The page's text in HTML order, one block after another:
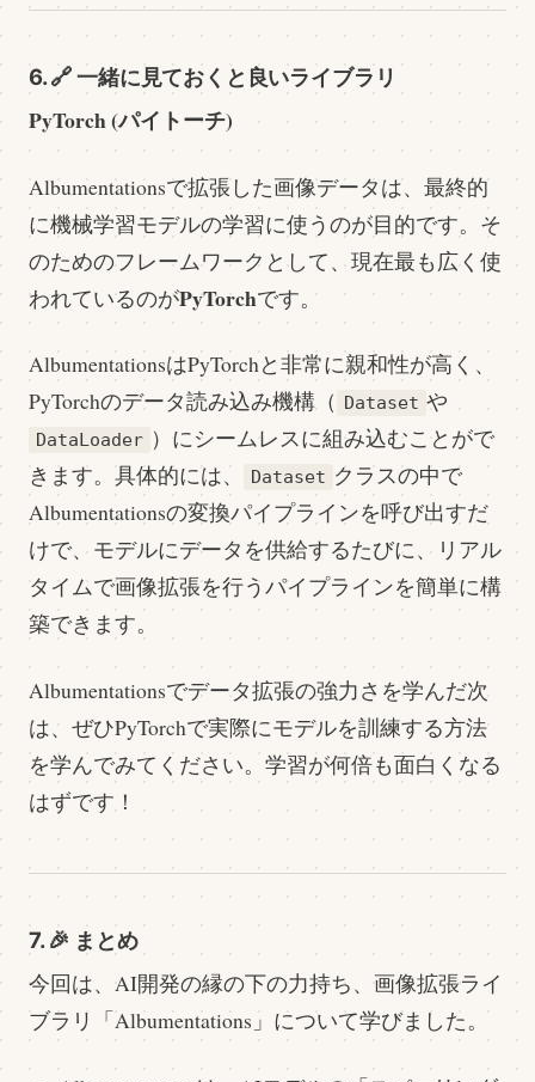
6. 🔗 一緒に見ておくと良いライブラリ
PyTorch (パイトーチ)
Albumentationsで拡張した画像データは、最終的
に機械学習モデルの学習に使うのが目的です。そ
のためのフレームワークとして、現在最も広く使
われているのがPyTorchです。
AlbumentationsはPyTorchと非常に親和性が高く、
PyTorchのデータ読み込み機構（ Dataset や
DataLoader ）にシームレスに組み込むことがで
きます。具体的には、
Dataset クラスの中で
Albumentationsの変換パイプラインを呼び出すだ
けで、モデルにデータを供給するたびに、リアル
タイムで画像拡張を行うパイプラインを簡単に構
築できます。
Albumentationsでデータ拡張の強力さを学んだ次
は、ぜひPyTorchで実際にモデルを訓練する方法
を学んでみてください。学習が何倍も面白くなる
はずです！
7. 🎉 まとめ
今回は、AI開発の縁の下の力持ち、画像拡張ライ
ブラリ「Albumentations」について学びました。